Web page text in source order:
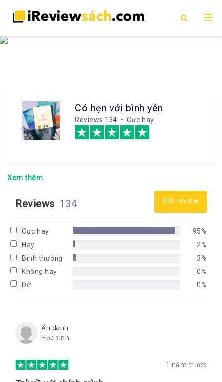
Có hẹn với bình yên
Reviews 134 • Cực hay
Xem thêm
Reviews 134 Viết review
Cực hay
95%
Hay
2%
Bình thường
3%
Không hay
0%
Dở
0%
Ẩn danh
Học sinh
1 năm trước